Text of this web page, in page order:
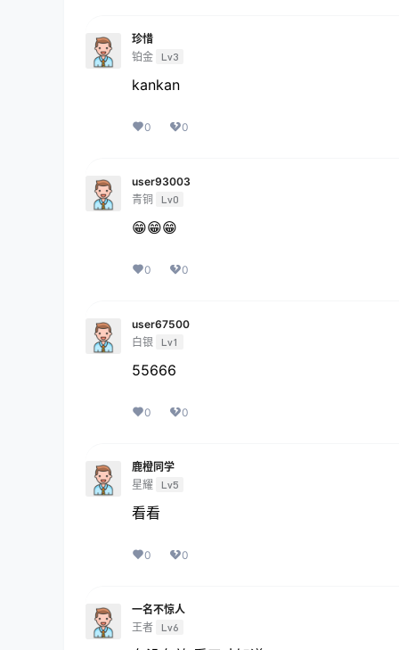
珍惜
铂金 Lv3
kankan
0 0
user93003
青铜
Lv0
😁😁😁
0 0
user67500
白银
Lv1
55666
0 0
鹿橙同学
星耀 Lv5
看看
0 0
一名不惊人
王者 Lv6